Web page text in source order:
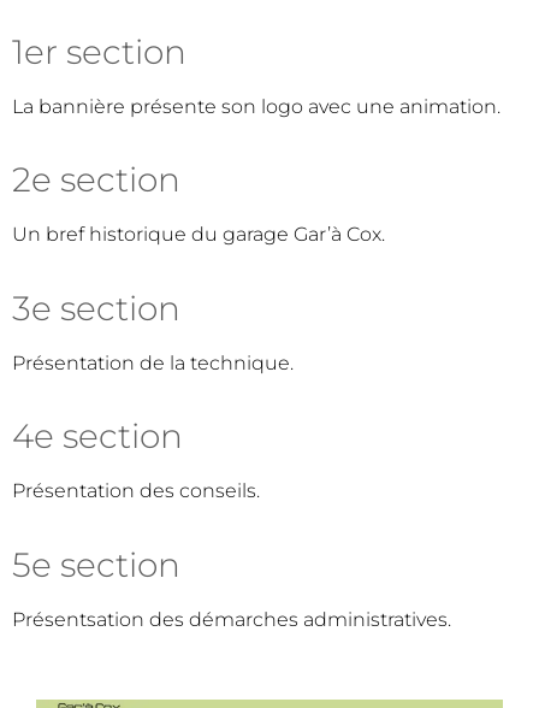
1er section
La bannière présente son logo avec une animation.
2e section
Un bref historique du garage Gar’à Cox.
3e section
Présentation de la technique.
4e section
Présentation des conseils.
5e section
Présentsation des démarches administratives.